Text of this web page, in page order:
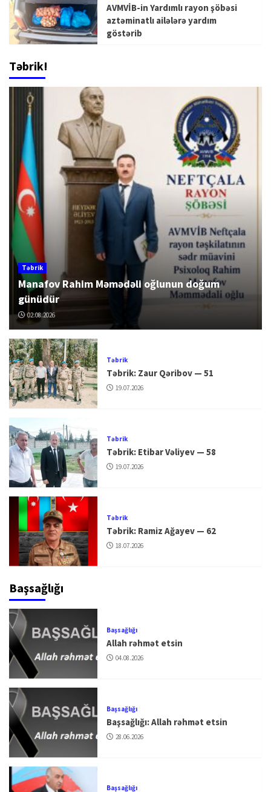
AVMVİB-in Yardımlı rayon şöbəsi
aztəminatlı ailələrə yardım
göstərib
Təbrik!
Təbrik
Manafov Rahim Məmədəli oğlunun doğum
günüdür
02.08.2026
Təbrik
Təbrik: Zaur Qəribov — 51
19.07.2026
Təbrik
Təbrik: Etibar Vəliyev — 58
19.07.2026
Təbrik
Təbrik: Ramiz Ağayev — 62
18.07.2026
Başsağlığı
Başsağlığı
Allah rəhmət etsin
04.08.2026
Başsağlığı
Başsağlığı: Allah rəhmət etsin
28.06.2026
Başsağlığı